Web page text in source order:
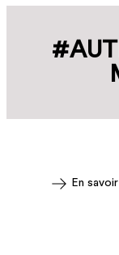
En